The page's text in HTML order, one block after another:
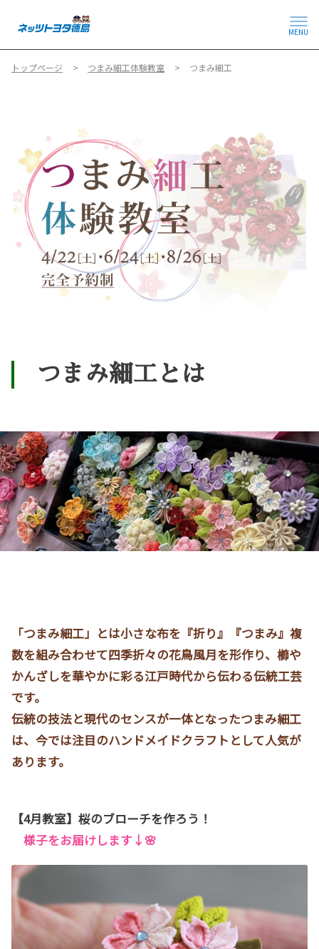
MENU
トップページ つまみ細工体験教室 つまみ細工
つまみ細工とは
「つまみ細工」とは小さな布を『折り』『つまみ』複
数を組み合わせて四季折々の花鳥風月を形作り、櫛や
かんざしを華やかに彩る江戸時代から伝わる伝統工芸
です。
伝統の技法と現代のセンスが一体となったつまみ細工
は、今では注目のハンドメイドクラフトとして人気が
あります。
【4月教室】桜のブローチを作ろう！
様子をお届けします↓🌸